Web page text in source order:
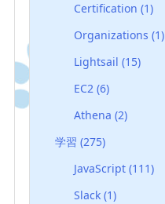
Certification(1)
Organizations(1)
Lightsail(15)
EC2(6)
Athena(2)
学習 (275)
JavaScript(111)
Slack(1)